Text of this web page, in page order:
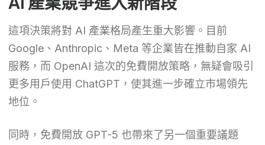
這項決策將對 AI 產業格局產生重大影響。目前
Google、Anthropic、Meta 等企業皆在推動自家 AI
服務，而 OpenAI 這次的免費開放策略，無疑會吸引
更多用戶使用 ChatGPT，使其進一步確立市場領先
地位。
同時，免費開放 GPT-5 也帶來了另一個重要議題